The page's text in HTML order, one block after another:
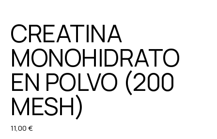
CREATINA
MONOHIDRATO
EN POLVO (200
MESH)
Preu
11,00 €